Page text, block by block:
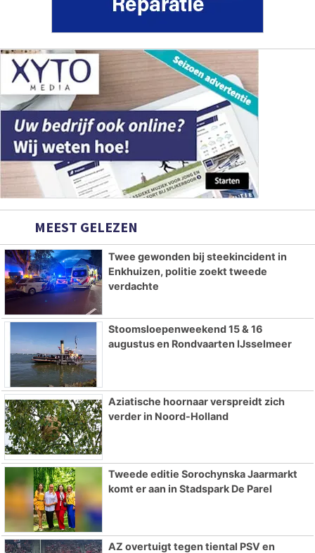
MEEST GELEZEN
Twee gewonden bij steekincident in
Enkhuizen, politie zoekt tweede
verdachte
Stoomsloepenweekend 15 & 16
augustus en Rondvaarten IJsselmeer
Aziatische hoornaar verspreidt zich
verder in Noord-Holland
Tweede editie Sorochynska Jaarmarkt
komt er aan in Stadspark De Parel
AZ overtuigt tegen tiental PSV en